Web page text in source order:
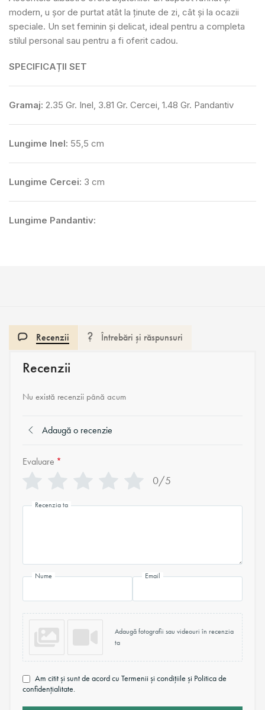
modern, u șor de purtat atât la ținute de zi, cât și la ocazii
speciale. Un set feminin și delicat, ideal pentru a completa
stilul personal sau pentru a fi oferit cadou.
SPECIFICAȚII SET
Gramaj: 2.35 Gr. Inel, 3.81 Gr. Cercei, 1.48 Gr. Pandantiv
Lungime Inel: 55,5 cm
Lungime Cercei: 3 cm
Lungime Pandantiv:
Recenzii Întrebări și răspunsuri
Recenzii
Nu există recenzii până acum
Adaugă o recenzie
Evaluare *
0/5
Recenzia ta
Nume Email
Adaugă fotografii sau videouri în recenzia
ta
Am citit și sunt de acord cu Termenii și condițiile și Politica de
confidențialitate.